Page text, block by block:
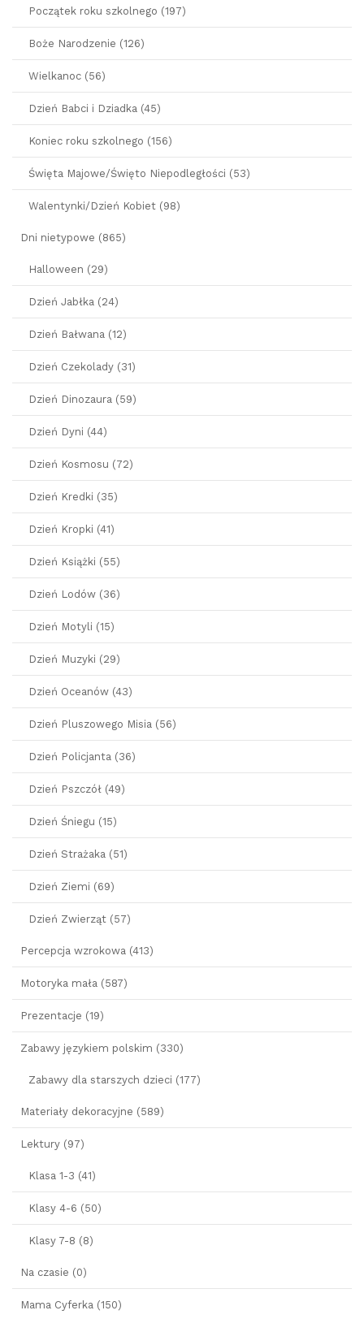
Początek roku szkolnego (197)
Boże Narodzenie (126)
Wielkanoc (56)
Dzień Babci i Dziadka (45)
Koniec roku szkolnego (156)
Święta Majowe/Święto Niepodległości (53)
Walentynki/Dzień Kobiet (98)
Dni nietypowe (865)
Halloween (29)
Dzień Jabłka (24)
Dzień Bałwana (12)
Dzień Czekolady (31)
Dzień Dinozaura (59)
Dzień Dyni (44)
Dzień Kosmosu (72)
Dzień Kredki (35)
Dzień Kropki (41)
Dzień Książki (55)
Dzień Lodów (36)
Dzień Motyli (15)
Dzień Muzyki (29)
Dzień Oceanów (43)
Dzień Pluszowego Misia (56)
Dzień Policjanta (36)
Dzień Pszczół (49)
Dzień Śniegu (15)
Dzień Strażaka (51)
Dzień Ziemi (69)
Dzień Zwierząt (57)
Percepcja wzrokowa (413)
Motoryka mała (587)
Prezentacje (19)
Zabawy językiem polskim (330)
Zabawy dla starszych dzieci (177)
Materiały dekoracyjne (589)
Lektury (97)
Klasa 1-3 (41)
Klasy 4-6 (50)
Klasy 7-8 (8)
Na czasie (0)
Mama Cyferka (150)